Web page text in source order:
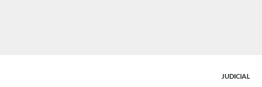
JUDICIAL